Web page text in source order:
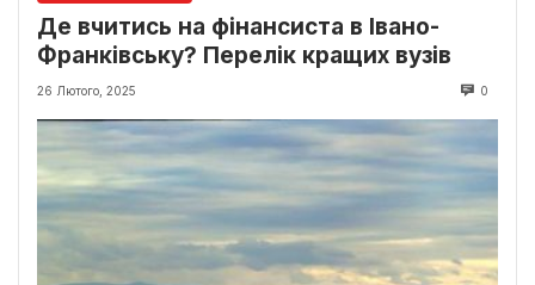
Де вчитись на фінансиста в Івано-
Франківську? Перелік кращих вузів
26 Лютого, 2025 0